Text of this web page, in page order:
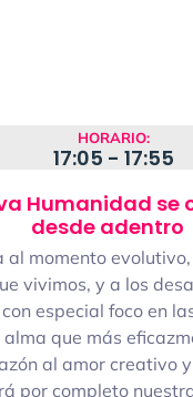
HORARIO:
17:05 - 17:55
Humanidad se
desde adentro
al momento
vivimos, y a los
especial foco en
que más
al amor creativo
por completo